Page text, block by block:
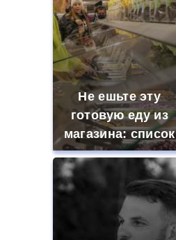
Не ешьте эту
готовую еду из
магазина: список